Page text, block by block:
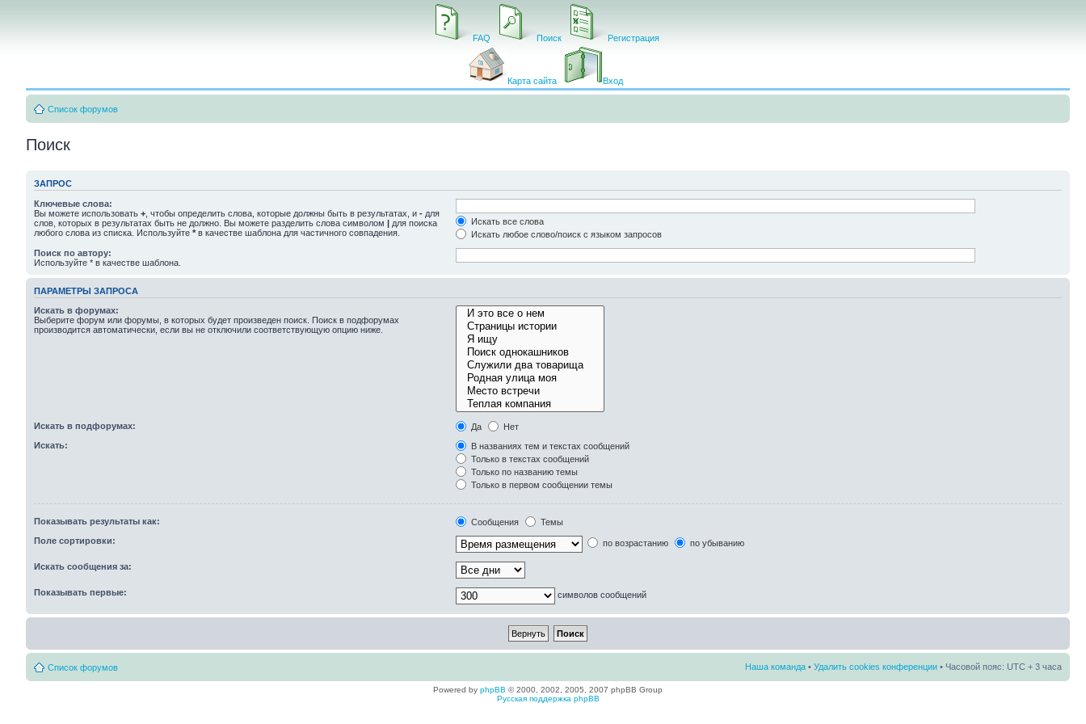
FAQ Поиск Регистрация
Карта сайта Вход
Список форумов
Поиск
ЗАПРОС
Ключевые слова:
Вы можете использовать + , чтобы определить слова, которые должны быть в результатах, и - для
слов, которых в результатах быть не должно. Вы можете разделить слова символом | для поиска
любого слова из списка. Используйте * в качестве шаблона для частичного совпадения.
Искать все слова
Искать любое слово/поиск с языком запросов
Поиск по автору:
Используйте * в качестве шаблона.
ПАРАМЕТРЫ ЗАПРОСА
Искать в форумах:
Выберите форум или форумы, в которых будет произведен поиск. Поиск в подфорумах
производится автоматически, если вы не отключили соответствующую опцию ниже.
Искать в подфорумах: Да
Нет
Искать:
В названиях тем и текстах сообщений
Только в текстах сообщений
Только по названию темы
Только в первом сообщении темы
Показывать результаты как: Сообщения
Темы
Поле сортировки:
по возрастанию по убыванию
Искать сообщения за:
Показывать первые: символов сообщений
Список форумов Наша команда • Удалить cookies конференции • Часовой пояс: UTC + 3 часа
Powered by phpBB © 2000, 2002, 2005, 2007 phpBB Group
Русская поддержка phpBB